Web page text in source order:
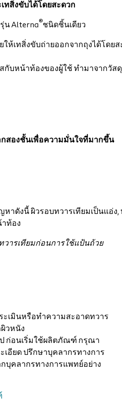
ทสิ่งขับได้โดยสะดวก
น Alterna®ชนิดชิ้นเดียว
ห้เทสิ่งขับถ่ายออกจากถุงได้โด
กับหน้าท้องของผู้ใช้ ทำมาจากวั
สองชั้นเพื่อความมั่นใจที่มากขึ้น
าดังนี้ ผิวรอบทวารเทียมเป็นแอ่
ท้อง
ารเทียมก่อนการใช้แป้นถ้วย
ะเมินหรือทำความสะอาดทวาร
วหนัง
ก่อนเริ่มใช้ผลิตภัณฑ์ กรุณา
อียด ปรึกษาบุคลากรทางการ
บุคลากรทางการแพทย์อย่าง